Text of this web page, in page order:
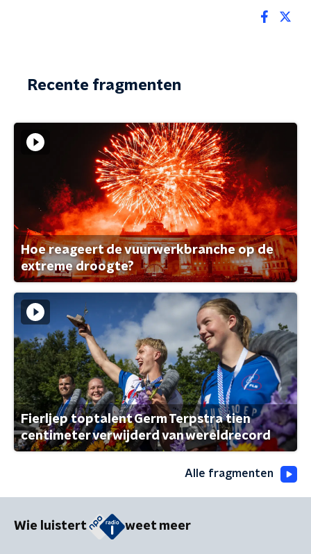
Recente fragmenten
Hoe reageert de vuurwerkbranche op de
extreme droogte?
Fierljep toptalent Germ Terpstra tien
centimeter verwijderd van wereldrecord
Alle fragmenten
Wie luistert weet meer